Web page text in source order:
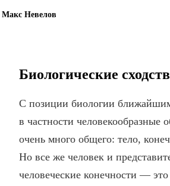
Макс Невелов
Биологические
С позиции биологии
в частности
очень много общего: тело,
Но все же человек и
человеческие конечности —